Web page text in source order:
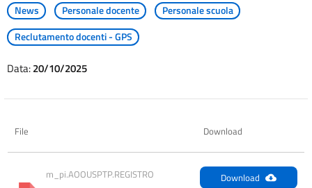
News Personale docente
Personale scuola
Reclutamento docenti - GPS
Data:20/10/2025
File Download
m_pi.AOOUSPTP.REGISTRO
Download